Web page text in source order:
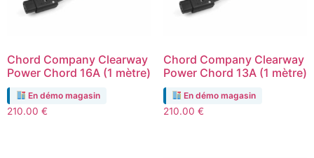
Chord Company Clearway
Power Chord 16A (1 mètre)
En démo magasin
210.00 €
Chord Company Clearway
Power Chord 13A (1 mètre)
En démo magasin
210.00 €